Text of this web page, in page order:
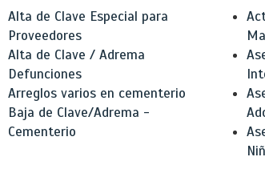
Alta de Clave Especial para
Proveedores
Alta de Clave / Adrema
Defunciones
Arreglos varios en cementerio
Baja de Clave/Adrema -
Cementerio